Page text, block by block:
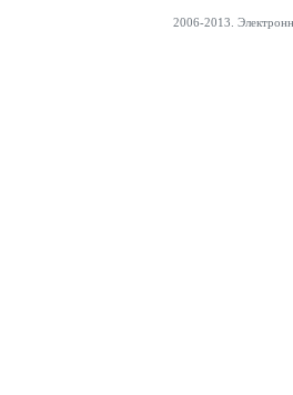
2006-2013.